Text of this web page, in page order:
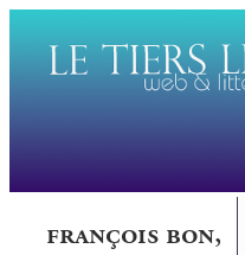
françois bon,